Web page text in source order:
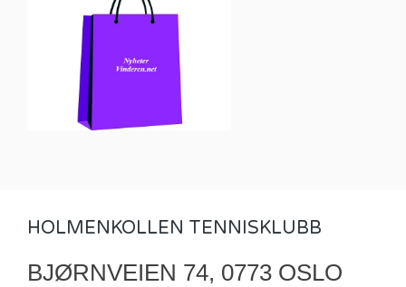
HOLMENKOLLEN TENNISKLUBB
BJØRNVEIEN 74, 0773 OSLO